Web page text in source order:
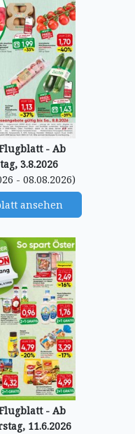
Flugblatt - Ab
3.8.2026
- 08.08.2026)
ansehen
Flugblatt - Ab
11.6.2026